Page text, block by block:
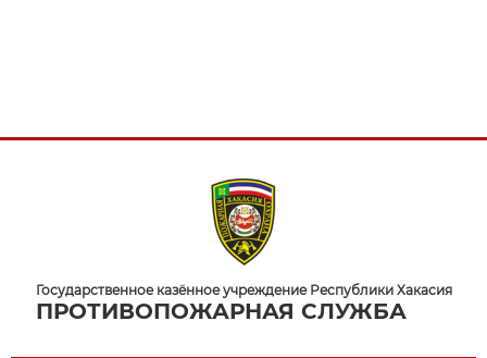
Государственное казённое учреждение Республики Хакасия
ПРОТИВОПОЖАРНАЯ СЛУЖБА